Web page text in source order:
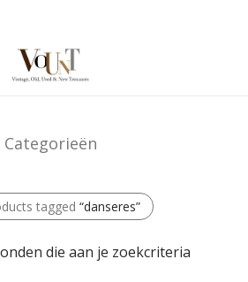
Categorieën
tagged “danseres”
die aan je zoekcriteria